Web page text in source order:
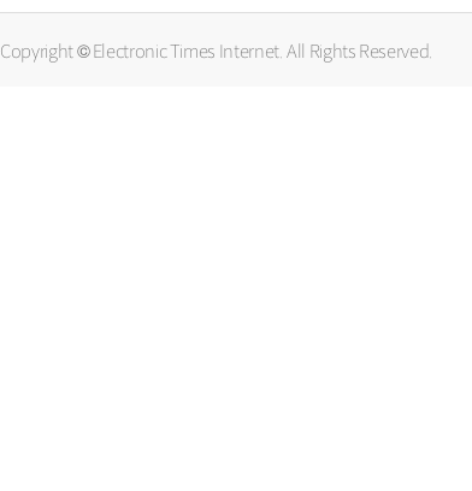
Copyright © Electronic Times Internet. All Rights Reserved.